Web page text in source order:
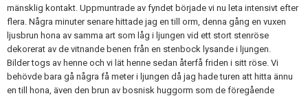
mänsklig kontakt. Uppmuntrade av fyndet började vi nu leta intensivt efter
flera. Några minuter senare hittade jag en till orm, denna gång en vuxen
ljusbrun hona av samma art som låg i ljungen vid ett stort stenröse
dekorerat av de vitnande benen från en stenbock lysande i ljungen.
Bilder togs av henne och vi lät henne sedan återfå friden i sitt röse. Vi
behövde bara gå några få meter i ljungen då jag hade turen att hitta ännu
en till hona, även den brun av bosnisk huggorm som de föregående